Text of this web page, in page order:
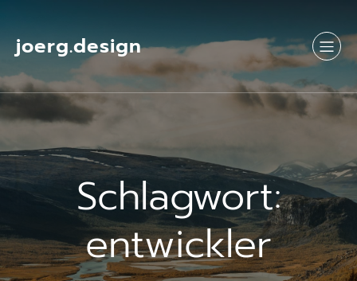
joerg.design
Schlagwort:
entwickler